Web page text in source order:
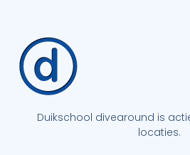
Duikschool divearound is
locaties.